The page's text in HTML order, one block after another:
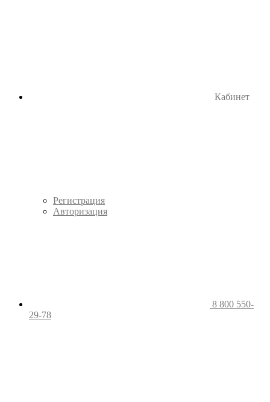
Кабинет
Регистрация
Авторизация
8 800 550-
29-78